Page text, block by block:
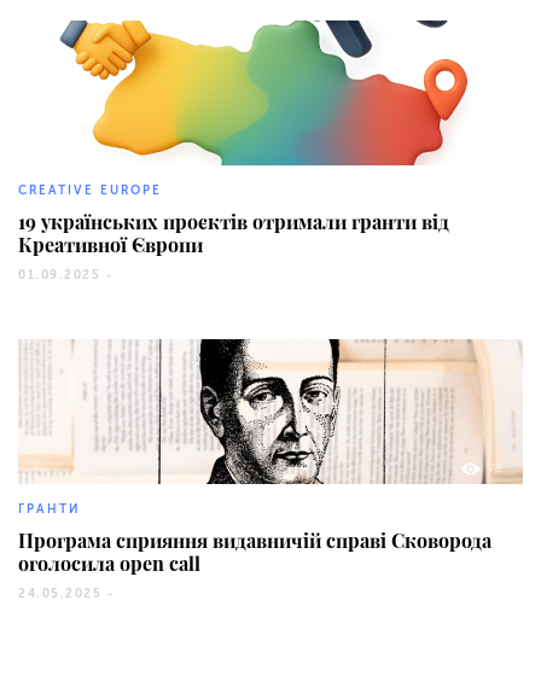
CREATIVE EUROPE
19 українських проєктів отримали гранти від
Креативної Європи
01.09.2025 -
78
ГРАНТИ
Програма сприяння видавничій справі Сковорода
оголосила open call
24.05.2025 -